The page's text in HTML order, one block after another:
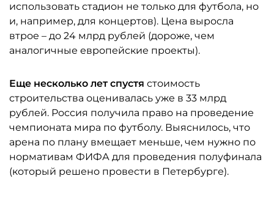
использовать стадион не только для футбола, но
и, например, для концертов). Цена выросла
втрое – до 24 млрд рублей (дороже, чем
аналогичные европейские проекты).
Еще несколько лет спустя стоимость
строительства оценивалась уже в 33 млрд
рублей. Россия получила право на проведение
чемпионата мира по футболу. Выяснилось, что
арена по плану вмещает меньше, чем нужно по
нормативам ФИФА для проведения полуфинала
(который решено провести в Петербурге).